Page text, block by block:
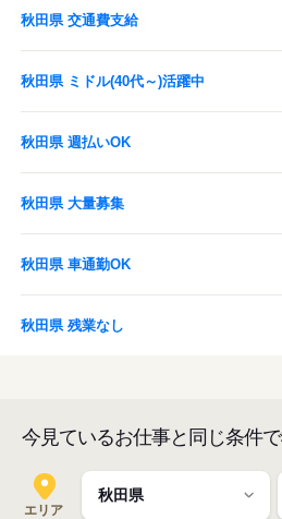
秋田県 交通費支給
秋田県 ミドル(40代～)活躍中
秋田県 週払いOK
秋田県 大量募集
秋田県 車通勤OK
秋田県 残業なし
今見ているお仕事と同じ条件
エリア